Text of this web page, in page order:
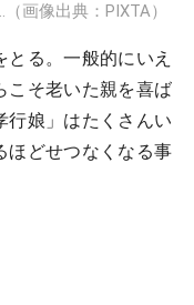
画像出典：PIXTA）
る。一般的にいえ
こそ老いた親を喜ば
行娘」はたくさんい
ほどせつなくなる事